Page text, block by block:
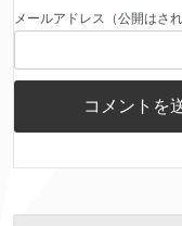
メールアドレス（公開はされ